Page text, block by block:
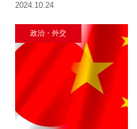
2024.10.24
政治・外交